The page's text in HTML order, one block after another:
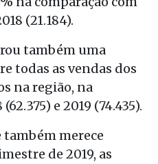
(21.184).
também uma
todas as vendas dos
na região, na
e 2019 (74.435).
também merece
de 2019, as